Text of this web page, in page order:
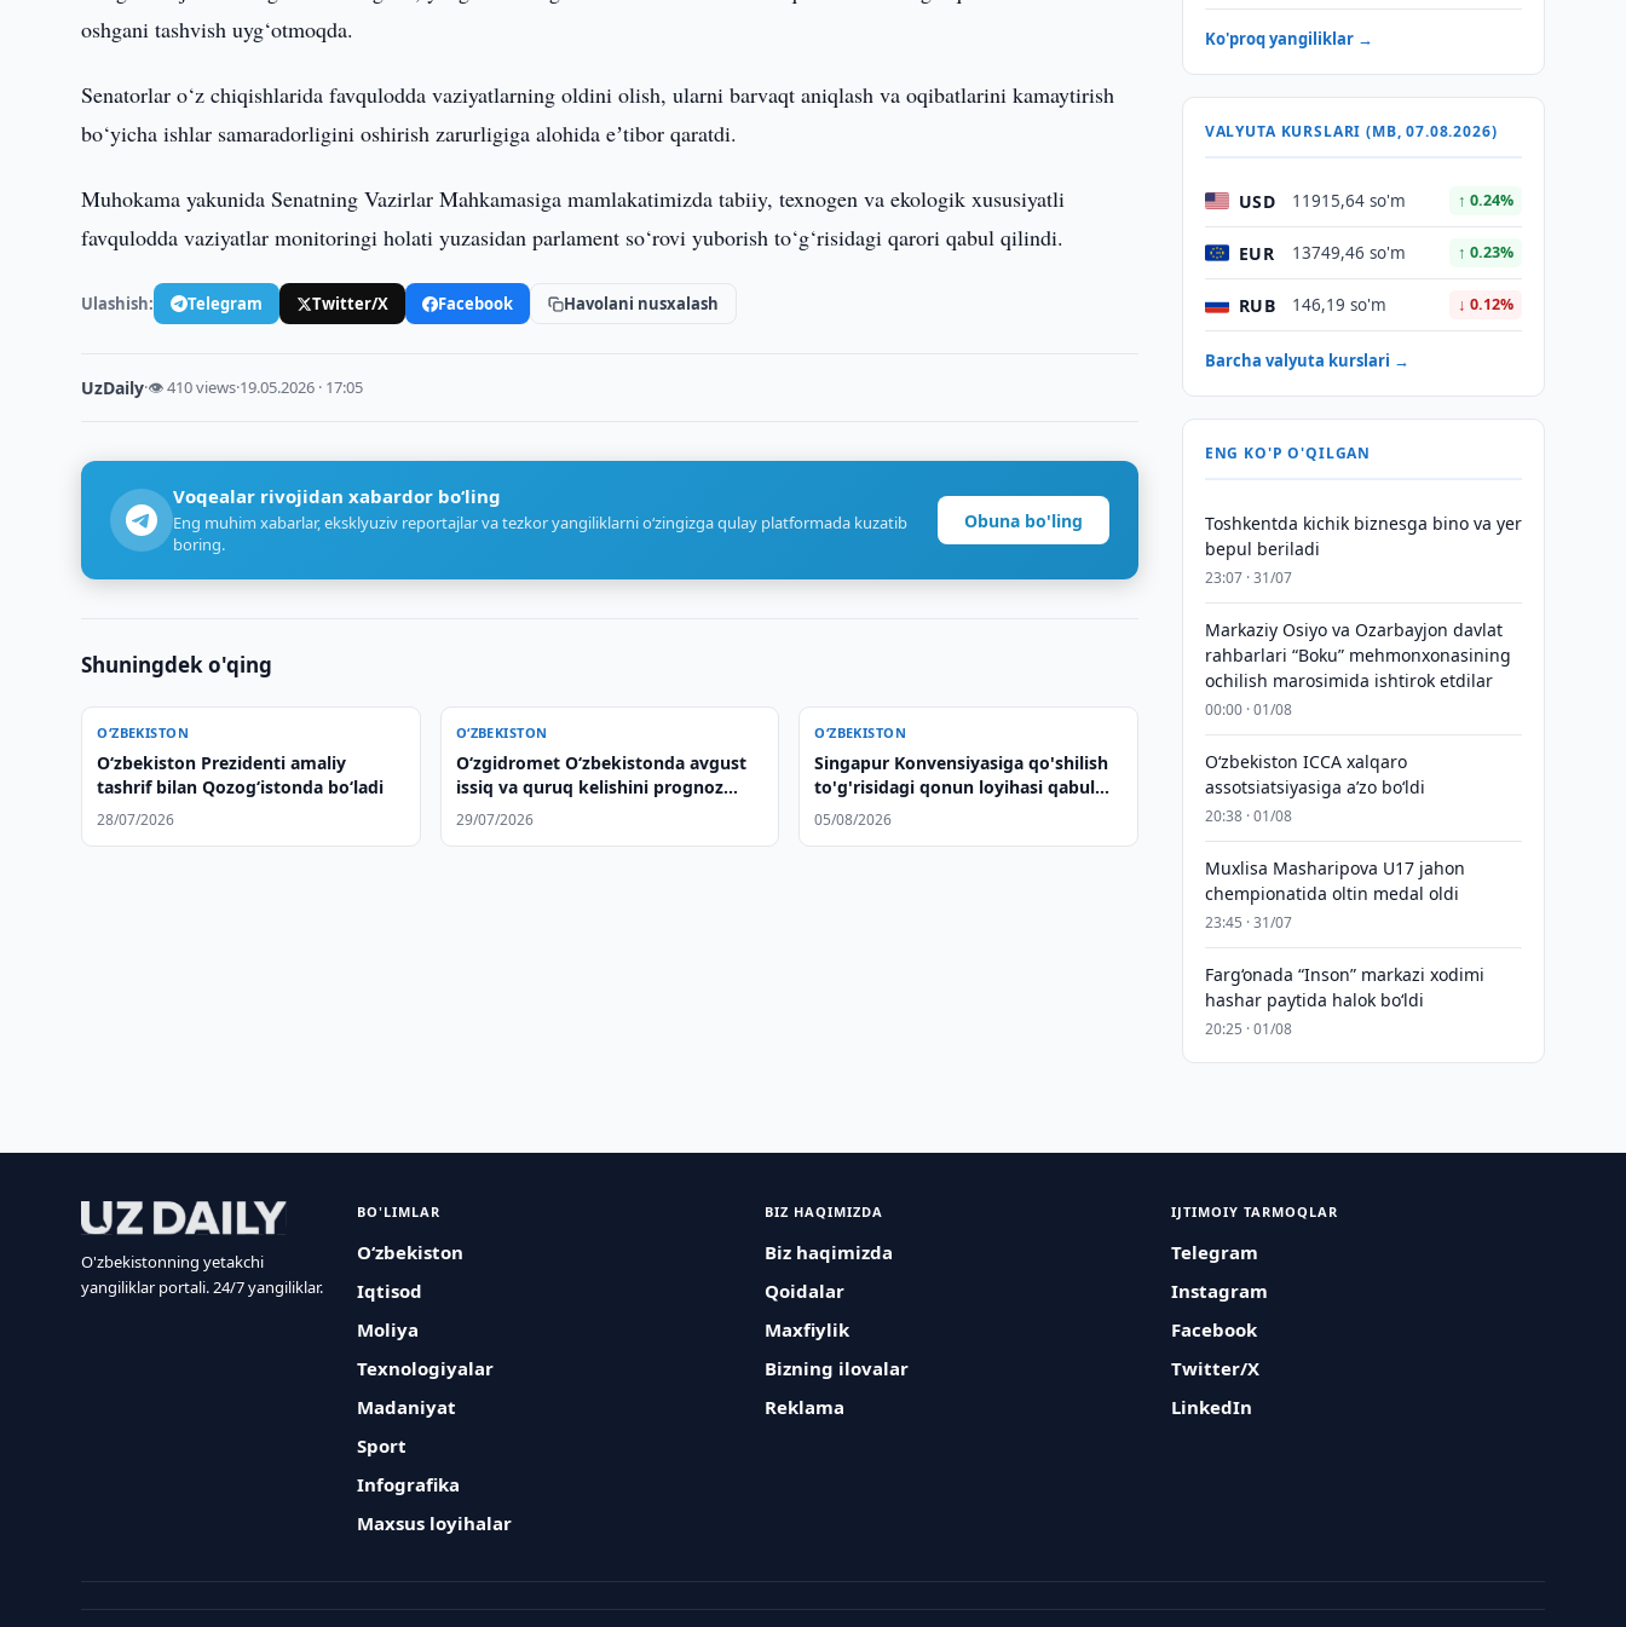
oshgani tashvish uyg‘otmoqda.
Senatorlar o‘z chiqishlarida favqulodda vaziyatlarning oldini olish, ularni barvaqt aniqlash va oqibatlarini kamaytirish
bo‘yicha ishlar samaradorligini oshirish zarurligiga alohida eʼtibor qaratdi.
Muhokama yakunida Senatning Vazirlar Mahkamasiga mamlakatimizda tabiiy, texnogen va ekologik xususiyatli
favqulodda vaziyatlar monitoringi holati yuzasidan parlament so‘rovi yuborish to‘g‘risidagi qarori qabul qilindi.
Ulashish: Telegram Twitter/X Facebook Havolani nusxalash
UzDaily·👁 410 views·19.05.2026 · 17:05
Voqealar rivojidan xabardor bo‘ling
Eng muhim xabarlar, eksklyuziv reportajlar va tezkor yangiliklarni o‘zingizga qulay platformada kuzatib
boring.
Obuna bo'ling
Shuningdek o'qing
O‘ZBEKISTON
Oʻzbekiston Prezidenti amaliy
tashrif bilan Qozogʻistonda boʻladi
28/07/2026
O‘ZBEKISTON
O‘zgidromet O‘zbekistonda avgust
issiq va quruq kelishini prognoz
qildi
29/07/2026
O‘ZBEKISTON
Singapur Konvensiyasiga qo'shilish
to'g'risidagi qonun loyihasi qabul
qilindi
05/08/2026
Ko'proq yangiliklar →
VALYUTA KURSLARI (MB, 07.08.2026)
USD 11915,64 so'm ↑ 0.24%
EUR 13749,46 so'm ↑ 0.23%
RUB 146,19 so'm ↓ 0.12%
Barcha valyuta kurslari →
ENG KO'P O'QILGAN
Toshkentda kichik biznesga bino va yer
bepul beriladi
23:07 · 31/07
Markaziy Osiyo va Ozarbayjon davlat
rahbarlari “Boku” mehmonxonasining
ochilish marosimida ishtirok etdilar
00:00 · 01/08
O‘zbekiston ICCA xalqaro
assotsiatsiyasiga aʼzo bo‘ldi
20:38 · 01/08
Muxlisa Masharipova U17 jahon
chempionatida oltin medal oldi
23:45 · 31/07
Farg‘onada “Inson” markazi xodimi
hashar paytida halok bo‘ldi
20:25 · 01/08
O'zbekistonning yetakchi
yangiliklar portali. 24/7 yangiliklar.
BO'LIMLAR
O‘zbekiston
Iqtisod
Moliya
Texnologiyalar
Madaniyat
Sport
Infografika
Maxsus loyihalar
BIZ HAQIMIZDA
Biz haqimizda
Qoidalar
Maxfiylik
Bizning ilovalar
Reklama
IJTIMOIY TARMOQLAR
Telegram
Instagram
Facebook
Twitter/X
LinkedIn